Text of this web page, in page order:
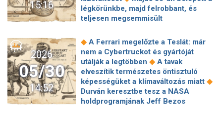
PLAYLIST
MI AZ A ROBOT PODCAST?
15:16
légkörünkbe, majd felrobbant, és
teljesen megsemmisült
◆
Óriásit drágulnak a játékgépek: a
Steam Decket, a Valve kézikonzolját
és a Nintendo Switch 2-t sem kíméli a
memóriaválság◆ Új korszak
kezdődött a magyar munkahelyeken
2026
05/30
14:52
◆ A Ferrari megelőzte a Teslát: már
nem a Cybertruckot és gyártóját
utálják a legtöbben ◆ A tavak
elveszítik természetes öntisztuló
képességüket a klímaváltozás miatt ◆
Durván keresztbe tesz a NASA
holdprogramjának Jeff Bezos